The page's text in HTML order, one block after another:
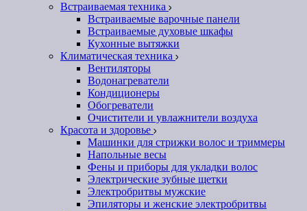
Встраиваемая техника
Встраиваемые варочные панели
Встраиваемые духовые шкафы
Кухонные вытяжки
Климатическая техника
Вентиляторы
Водонагреватели
Кондиционеры
Обогреватели
Очистители и увлажнители воздуха
Красота и здоровье
Машинки для стрижки волос и триммеры
Напольные весы
Фены и приборы для укладки волос
Электрические зубные щетки
Электробритвы мужские
Эпиляторы и женские электробритвы